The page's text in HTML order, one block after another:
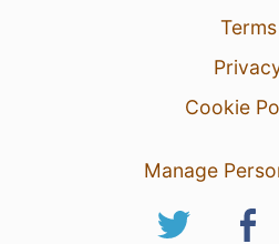
Terms
Cookie
Manage